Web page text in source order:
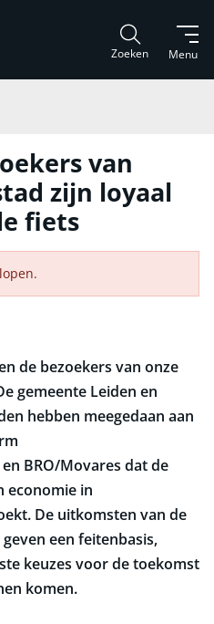
Menu
Zoeken
van
zijn loyaal
fiets
de bezoekers van onze
gemeente Leiden en
hebben meegedaan aan
BRO/Movares dat de
economie in
De uitkomsten van de
een feitenbasis,
keuzes voor de toekomst
komen.